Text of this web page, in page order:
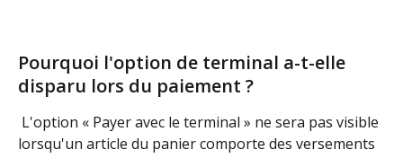
Pourquoi l'option de terminal a-t-elle
disparu lors du paiement ?
lorsqu'un article du panier comporte des versements